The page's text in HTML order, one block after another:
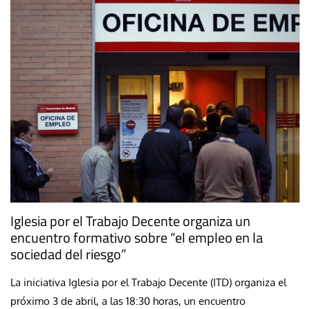
Iglesia por el Trabajo Decente organiza un
encuentro formativo sobre “el empleo en la
sociedad del riesgo”
La iniciativa Iglesia por el Trabajo Decente (ITD) organiza el
próximo 3 de abril, a las 18:30 horas, un encuentro